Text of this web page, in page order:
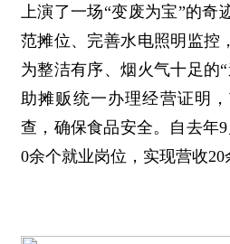
上演了一场“变废为宝”的奇
范摊位、完善水电照明监控
为整洁有序、烟火气十足的
助摊贩统一办理经营证明
查，确保食品安全。自去年
0余个就业岗位，实现营收20